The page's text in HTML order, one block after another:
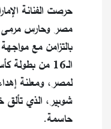
حرصت الفنانة
مصر وحارس مرمى
بالتزامن مع
لمصر، ومعلنة
شوبير، الذي تألق
حاسمة.